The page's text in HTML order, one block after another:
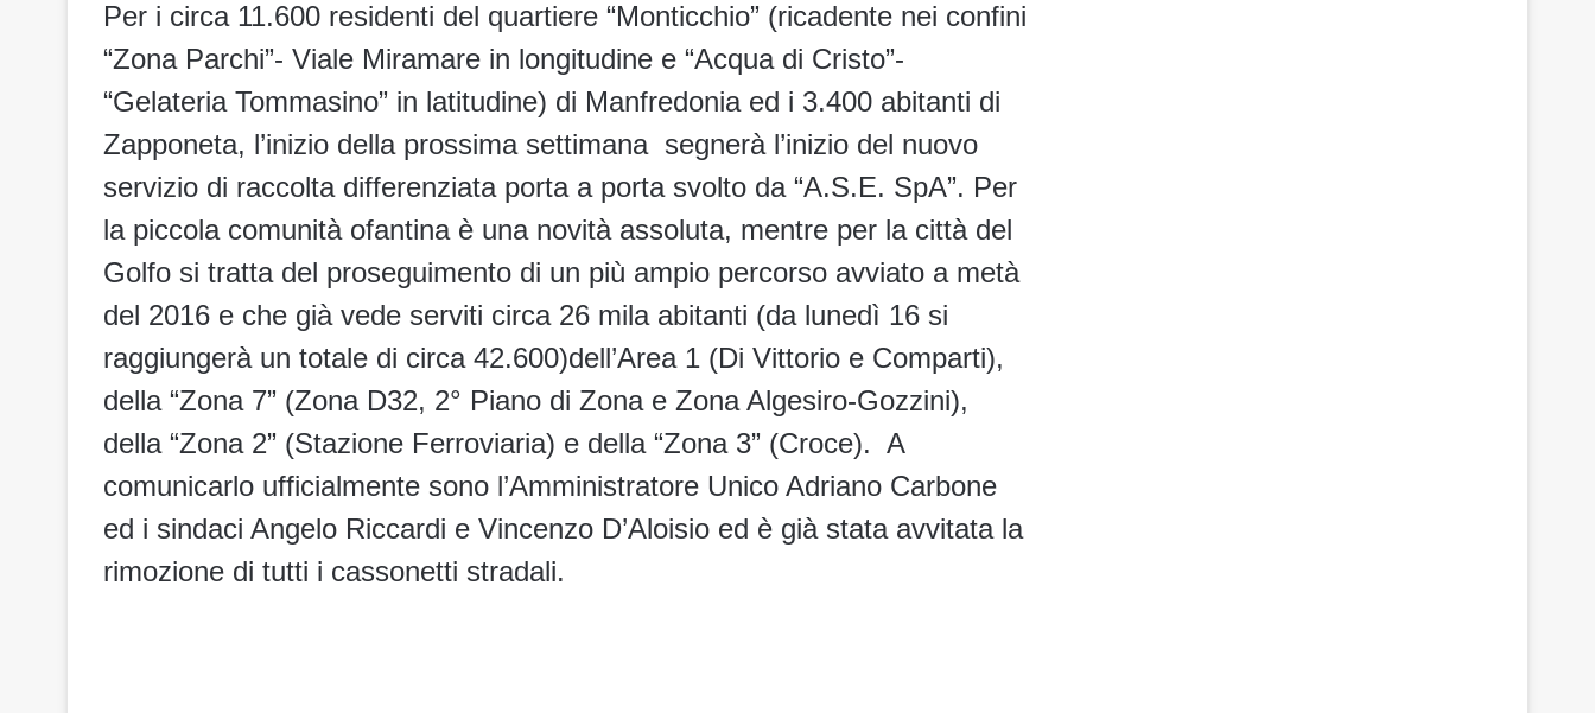
Per i circa 11.600 residenti del quartiere “Monticchio” (ricadente nei confini
“Zona Parchi”- Viale Miramare in longitudine e “Acqua di Cristo”-
“Gelateria Tommasino” in latitudine) di Manfredonia ed i 3.400 abitanti di
Zapponeta, l’inizio della prossima settimana segnerà l’inizio del nuovo
servizio di raccolta differenziata porta a porta svolto da “A.S.E. SpA”. Per
la piccola comunità ofantina è una novità assoluta, mentre per la città del
Golfo si tratta del proseguimento di un più ampio percorso avviato a metà
del 2016 e che già vede serviti circa 26 mila abitanti (da lunedì 16 si
raggiungerà un totale di circa 42.600)dell’Area 1 (Di Vittorio e Comparti),
della “Zona 7” (Zona D32, 2° Piano di Zona e Zona Algesiro-Gozzini),
della “Zona 2” (Stazione Ferroviaria) e della “Zona 3” (Croce). A
comunicarlo ufficialmente sono l’Amministratore Unico Adriano Carbone
ed i sindaci Angelo Riccardi e Vincenzo D’Aloisio ed è già stata avvitata la
rimozione di tutti i cassonetti stradali.